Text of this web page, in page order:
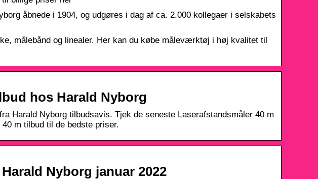
åbnede i 1904, og udgøres i dag af ca. 2.000 kollegaer i selskabets
målebånd og linealer. Her kan du købe måleværktøj i høj kvalitet til
hos Harald Nyborg
Harald Nyborg tilbudsavis. Tjek de seneste Laserafstandsmåler 40 m
m tilbud til de bedste priser.
Nyborg januar 2022